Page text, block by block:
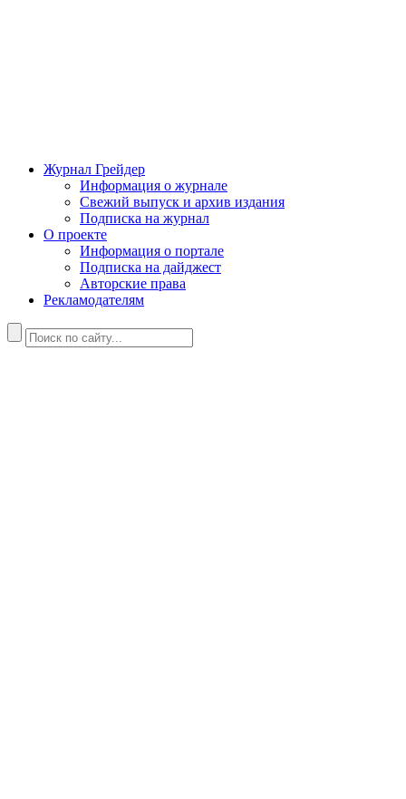
Журнал Грейдер
Информация о журнале
Свежий выпуск и архив издания
Подписка на журнал
О проекте
Информация о портале
Подписка на дайджест
Авторские права
Рекламодателям